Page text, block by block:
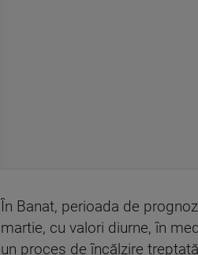
În Banat, perioada de
martie, cu valori diurne, în
un proces de încălzire